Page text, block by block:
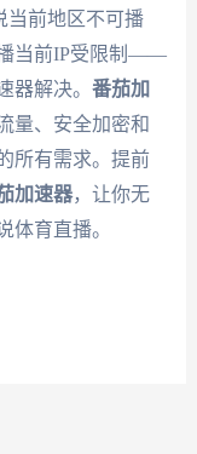
当前地区不可播
当前IP受限制——
器解决。 番茄加
量、安全加密和
所有需求。提前
加速器，让你无
体育直播。